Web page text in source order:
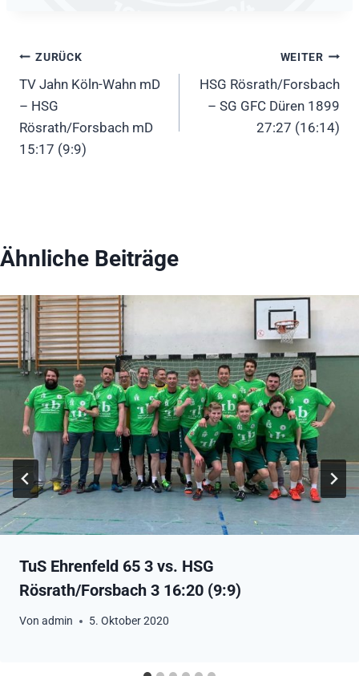
Beitragsnavigation
ZURÜCK
TV Jahn Köln-Wahn mD
– HSG
Rösrath/Forsbach mD
15:17 (9:9)
WEITER
HSG Rösrath/Forsbach
– SG GFC Düren 1899
27:27 (16:14)
Ähnliche Beiträge
TuS Ehrenfeld 65 3 vs. HSG
Rösrath/Forsbach 3 16:20 (9:9)
Von admin 5. Oktober 2020